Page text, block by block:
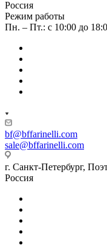
Россия
Режим работы
Пн. – Пт.: с 10:00 до
bf@bffarinelli.com
sale@bffarinelli.com
г. Санкт-Петербург,
Россия